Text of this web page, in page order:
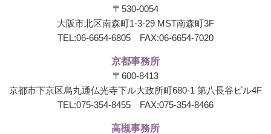
〒530-0054
大阪市北区南森町1-3-29 MST南森町3F
TEL:06-6654-6805 FAX:06-6654-7020
京都事務所
〒600-8413
京都市下京区烏丸通仏光寺下ル大政所町680-1 第八長谷ビル4F
TEL:075-354-8455 FAX:075-354-8466
高槻事務所